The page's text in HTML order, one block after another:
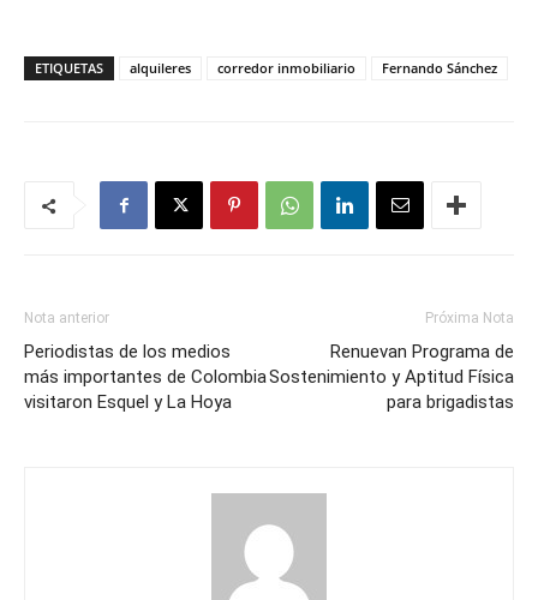
ETIQUETAS alquileres corredor inmobiliario Fernando Sánchez
Nota anterior
Periodistas de los medios
más importantes de Colombia
visitaron Esquel y La Hoya
Próxima Nota
Renuevan Programa de
Sostenimiento y Aptitud Física
para brigadistas